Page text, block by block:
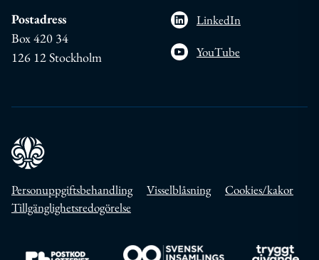
Postadress
Box 420 34
126 12 Stockholm
LinkedIn
YouTube
Personuppgiftsbehandling Visselblåsning
Cookies/kakor
Tillgänglighetsredogörelse